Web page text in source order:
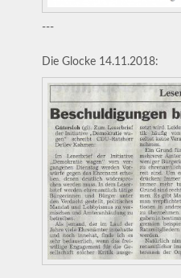
---
Die Glocke 14.11.2018: